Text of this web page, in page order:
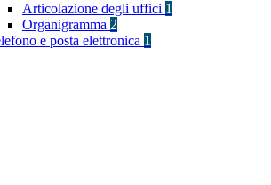
Articolazione degli uffici 1
Organigramma 2
e posta elettronica 1